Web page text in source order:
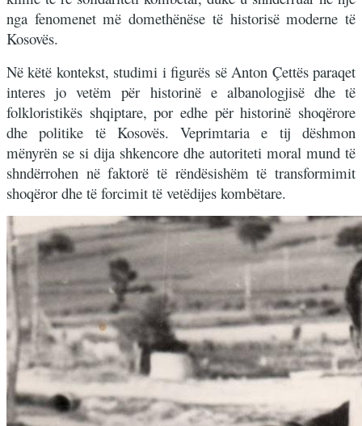
nga fenomenet më domethënëse të historisë moderne të
Kosovës.
Në këtë kontekst, studimi i figurës së Anton Çettës paraqet
interes jo vetëm për historinë e albanologjisë dhe të
folkloristikës shqiptare, por edhe për historinë shoqërore
dhe politike të Kosovës. Veprimtaria e tij dëshmon
mënyrën se si dija shkencore dhe autoriteti moral mund të
shndërrohen në faktorë të rëndësishëm të transformimit
shoqëror dhe të forcimit të vetëdijes kombëtare.